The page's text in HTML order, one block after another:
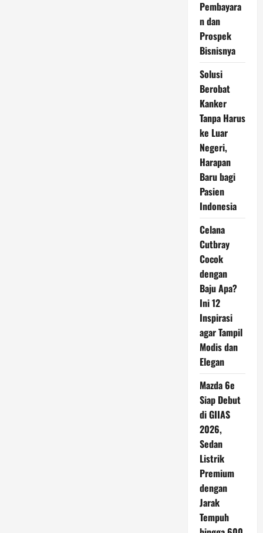
Pembayara
n dan
Prospek
Bisnisnya
Solusi
Berobat
Kanker
Tanpa Harus
ke Luar
Negeri,
Harapan
Baru bagi
Pasien
Indonesia
Celana
Cutbray
Cocok
dengan
Baju Apa?
Ini 12
Inspirasi
agar Tampil
Modis dan
Elegan
Mazda 6e
Siap Debut
di GIIAS
2026,
Sedan
Listrik
Premium
dengan
Jarak
Tempuh